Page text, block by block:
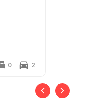
0 2